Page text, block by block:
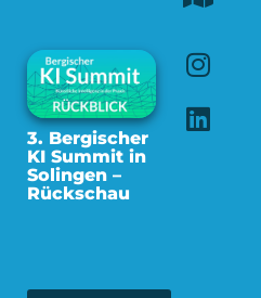
3. Bergischer
KI Summit in
Solingen –
Rückschau